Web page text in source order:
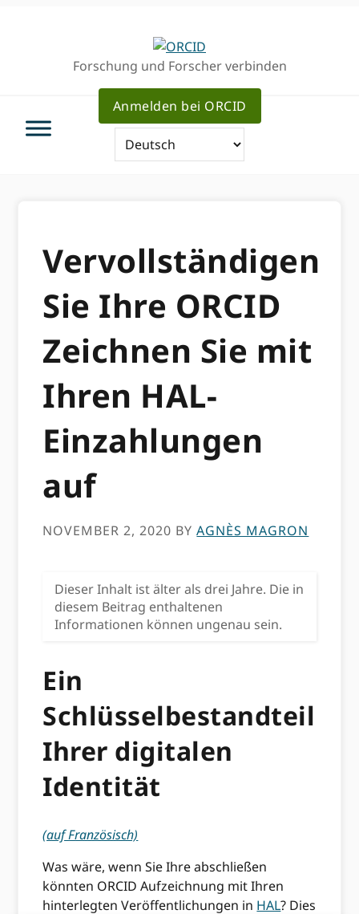
Forschung und Forscher verbinden
Anmelden bei ORCID
Vervollständigen
Sie Ihre ORCID
Zeichnen Sie mit
Ihren HAL-
Einzahlungen
auf
NOVEMBER 2, 2020 BYAGNÈS MAGRON
Dieser Inhalt ist älter als drei Jahre. Die in
diesem Beitrag enthaltenen
Informationen können ungenau sein.
Ein
Schlüsselbestandteil
Ihrer digitalen
Identität
(auf Französisch)
Was wäre, wenn Sie Ihre abschließen
könnten ORCID Aufzeichnung mit Ihren
hinterlegten Veröffentlichungen in HAL? Dies